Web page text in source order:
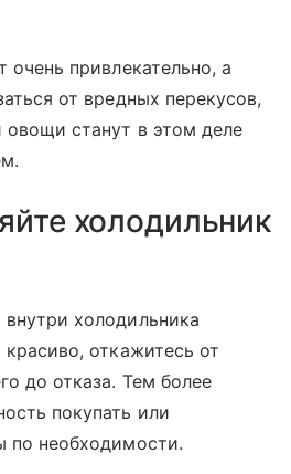
очень привлекательно, а
от вредных перекусов,
станут в этом деле
холодильник
холодильника
откажитесь от
до отказа. Тем более
покупать или
по необходимости.